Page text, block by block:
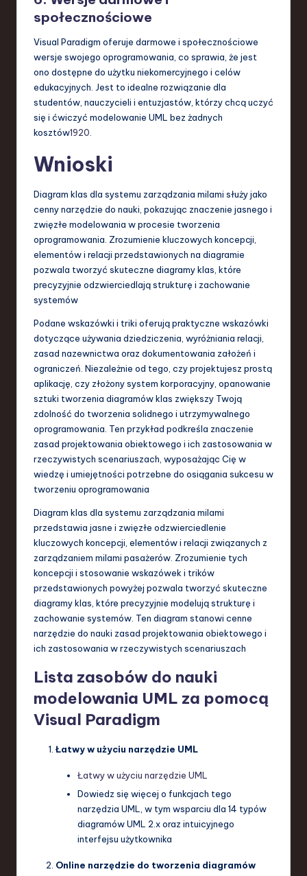
społecznościowe
Visual Paradigm oferuje darmowe i społecznościowe
wersje swojego oprogramowania, co sprawia, że jest
ono dostępne do użytku niekomercyjnego i celów
edukacyjnych. Jest to idealne rozwiązanie dla
studentów, nauczycieli i entuzjastów, którzy chcą uczyć
się i ćwiczyć modelowanie UML bez żadnych
kosztów1920
Wnioski
Diagram klas dla systemu zarządzania milami służy jako
cenny narzędzie do nauki, pokazując znaczenie jasnego i
zwięzłe modelowania w procesie tworzenia
oprogramowania. Zrozumienie kluczowych koncepcji,
elementów i relacji przedstawionych na diagramie
pozwala tworzyć skuteczne diagramy klas, które
precyzyjnie odzwierciedlają strukturę i zachowanie
systemów
Podane wskazówki i triki oferują praktyczne wskazówki
dotyczące używania dziedziczenia, wyróżniania relacji,
zasad nazewnictwa oraz dokumentowania założeń i
ograniczeń. Niezależnie od tego, czy projektujesz prostą
aplikację, czy złożony system korporacyjny, opanowanie
sztuki tworzenia diagramów klas zwiększy Twoją
zdolność do tworzenia solidnego i utrzymywalnego
oprogramowania. Ten przykład podkreśla znaczenie
zasad projektowania obiektowego i ich zastosowania w
rzeczywistych scenariuszach, wyposażając Cię w
wiedzę i umiejętności potrzebne do osiągania sukcesu w
tworzeniu oprogramowania
Diagram klas dla systemu zarządzania milami
przedstawia jasne i zwięzłe odzwierciedlenie
kluczowych koncepcji, elementów i relacji związanych z
zarządzaniem milami pasażerów. Zrozumienie tych
koncepcji i stosowanie wskazówek i trików
przedstawionych powyżej pozwala tworzyć skuteczne
diagramy klas, które precyzyjnie modelują strukturę i
zachowanie systemów. Ten diagram stanowi cenne
narzędzie do nauki zasad projektowania obiektowego i
ich zastosowania w rzeczywistych scenariuszach
Lista zasobów do nauki
modelowania UML za pomocą
Visual Paradigm
Łatwy w użyciu narzędzie UML
Łatwy w użyciu narzędzie UML
Dowiedz się więcej o funkcjach tego
narzędzia UML, w tym wsparciu dla 14 typów
diagramów UML 2.x oraz intuicyjnego
interfejsu użytkownika
Online narzędzie do tworzenia diagramów